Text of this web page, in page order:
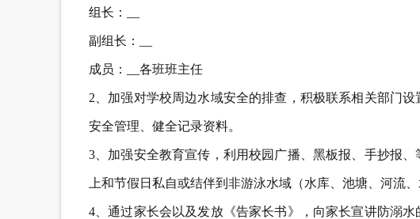
组长：__
副组长：__
成员：__各班班主任
2、加强对学校周边水域安全的排查，积极联系相关部门
安全管理、健全记录资料。
3、加强安全教育宣传，利用校园广播、黑板报、手抄报
上和节假日私自或结伴到非游泳水域（水库、池塘、河流、
4、通过家长会以及发放《告家长书》，向家长宣讲防溺